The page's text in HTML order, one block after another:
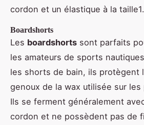
cordon et un élastique à la taille1.
Boardshorts
Les boardshorts sont parfaits
les amateurs de sports
les shorts de bain, ils protègent
genoux de la wax utilisée sur les
Ils se ferment généralement
cordon et ne possèdent pas de